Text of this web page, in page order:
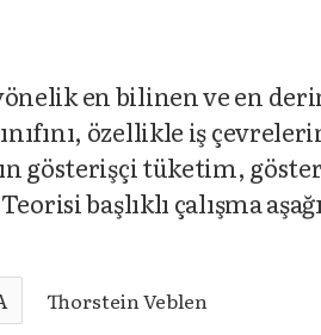
en bilinen ve en
özellikle iş
gösterişçi tüketim,
Teorisi başlıklı çalışma
Thorstein Veblen